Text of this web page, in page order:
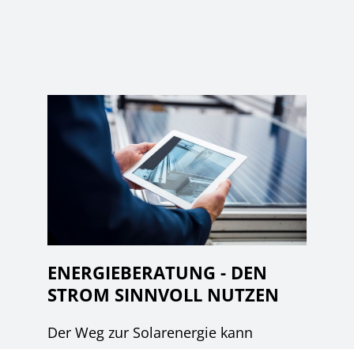
ENERGIEBERATUNG - DEN
STROM SINNVOLL NUTZEN
Der Weg zur Solarenergie kann